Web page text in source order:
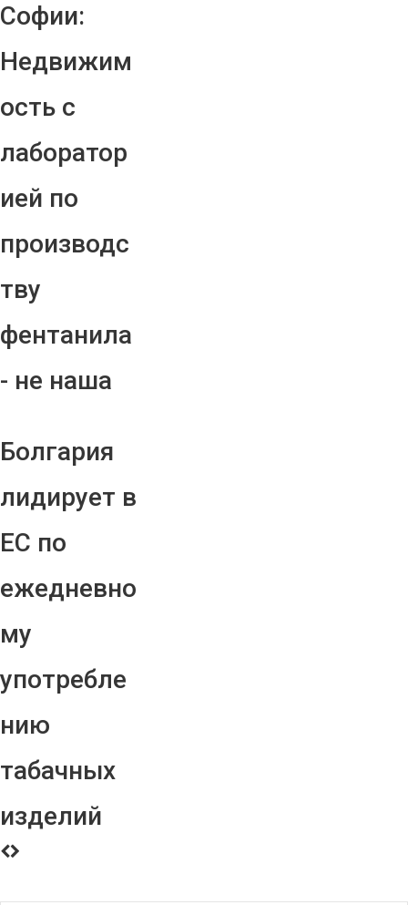
Софии:
Недвижим
ость с
лаборатор
ией по
производс
тву
фентанила
- не наша
Болгария
лидирует в
ЕС по
ежедневно
му
употребле
нию
табачных
изделий